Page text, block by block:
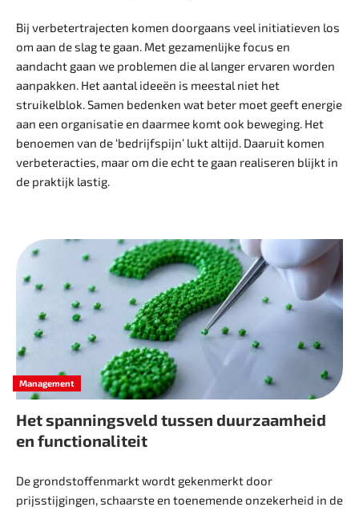
Bij verbetertrajecten komen doorgaans veel initiatieven los
om aan de slag te gaan. Met gezamenlijke focus en
aandacht gaan we problemen die al langer ervaren worden
aanpakken. Het aantal ideeën is meestal niet het
struikelblok. Samen bedenken wat beter moet geeft energie
aan een organisatie en daarmee komt ook beweging. Het
benoemen van de ‘bedrijfspijn’ lukt altijd. Daaruit komen
verbeteracties, maar om die echt te gaan realiseren blijkt in
de praktijk lastig.
Management
Het spanningsveld tussen duurzaamheid
en functionaliteit
De grondstoffenmarkt wordt gekenmerkt door
prijsstijgingen, schaarste en toenemende onzekerheid in de